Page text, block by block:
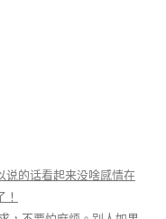
说的话看起来没啥感情在